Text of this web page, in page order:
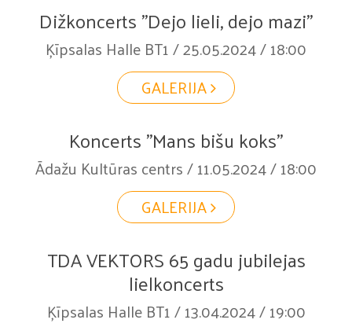
Dižkoncerts "Dejo lieli, dejo mazi"
Ķīpsalas Halle BT1 / 25.05.2024 / 18:00
GALERIJA
Koncerts "Mans bišu koks"
Ādažu Kultūras centrs / 11.05.2024 / 18:00
GALERIJA
TDA VEKTORS 65 gadu jubilejas
lielkoncerts
Ķīpsalas Halle BT1 / 13.04.2024 / 19:00